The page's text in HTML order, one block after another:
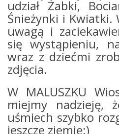
udział Żabki,
Śnieżynki i Kwiatki.
uwagą i
się wystąpieniu,
wraz z dziećmi
zdjęcia.
W MALUSZKU
miejmy nadzieję,
uśmiech szybko
jeszcze ziemię:)